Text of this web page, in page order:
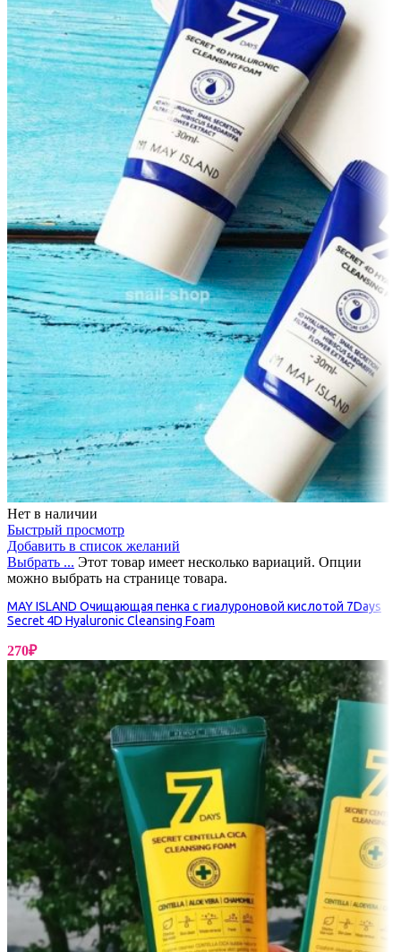
Нет в наличии
Быстрый просмотр
Добавить в список желаний
Выбрать ... Этот товар имеет несколько вариаций. Опции
можно выбрать на странице товара.
MAY ISLAND Очищающая пенка с гиалуроновой кислотой 7Days
Secret 4D Hyaluronic Cleansing Foam
270₽